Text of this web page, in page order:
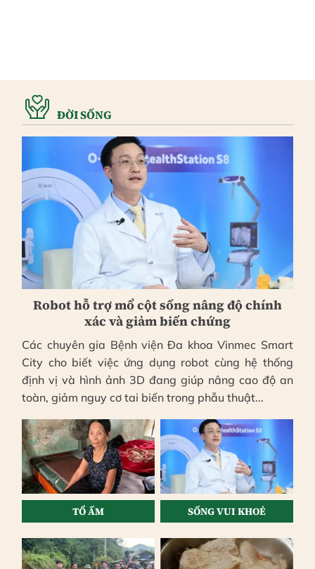
ĐỜI SỐNG
Robot hỗ trợ mổ cột sống nâng độ chính
xác và giảm biến chứng
Các chuyên gia Bệnh viện Đa khoa Vinmec Smart
City cho biết việc ứng dụng robot cùng hệ thống
định vị và hình ảnh 3D đang giúp nâng cao độ an
toàn, giảm nguy cơ tai biến trong phẫu thuật...
TỔ ẤM SỐNG VUI KHOẺ